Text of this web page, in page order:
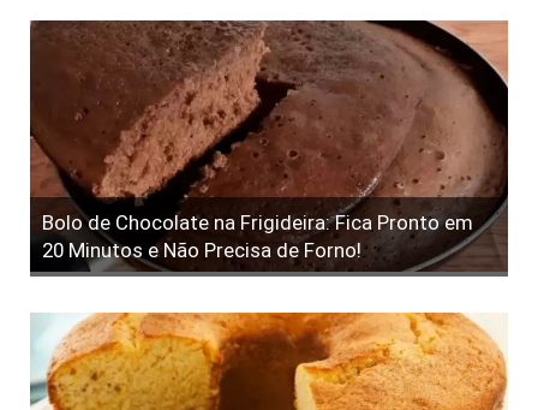
Bolo de Chocolate na Frigideira: Fica Pronto em
20 Minutos e Não Precisa de Forno!